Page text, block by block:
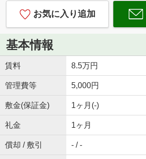
お気に入り追加
基本情報
賃料 8.5万円
管理費等 5,000円
敷金(保証金) 1ヶ月(-)
礼金 1ヶ月
償却 / 敷引 - / -